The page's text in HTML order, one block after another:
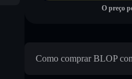
O preço
Como comprar BLOP